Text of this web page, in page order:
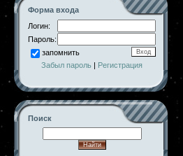
Форма входа
Логин:
Пароль:
запомнить
Забыл пароль | Регистрация
Поиск